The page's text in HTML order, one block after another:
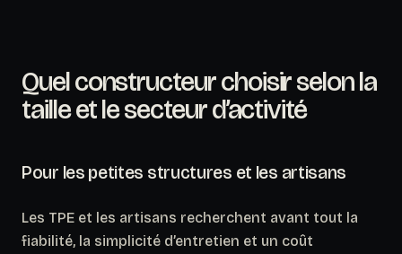
Quel constructeur choisir selon la
taille et le secteur d’activité
Pour les petites structures et les artisans
Les TPE et les artisans recherchent avant tout la
fiabilité, la simplicité d’entretien et un coût